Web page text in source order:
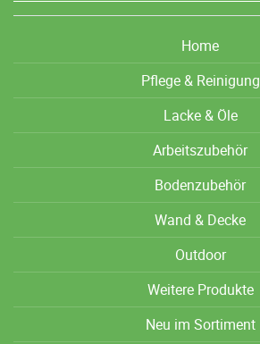
Home
Pflege & Reinigung
Lacke & Öle
Arbeitszubehör
Bodenzubehör
Wand & Decke
Outdoor
Weitere Produkte
Neu im Sortiment